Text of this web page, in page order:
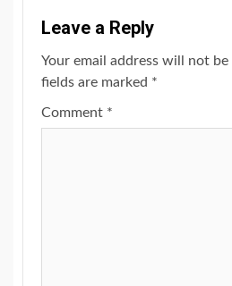
Leave a Reply
Your email address will not be
fields are marked *
Comment *